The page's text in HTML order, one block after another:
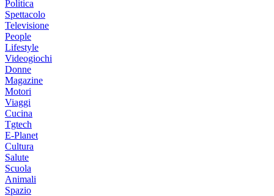
Politica
Spettacolo
Televisione
People
Lifestyle
Videogiochi
Donne
Magazine
Motori
Viaggi
Cucina
Tgtech
E-Planet
Cultura
Salute
Scuola
Animali
Spazio